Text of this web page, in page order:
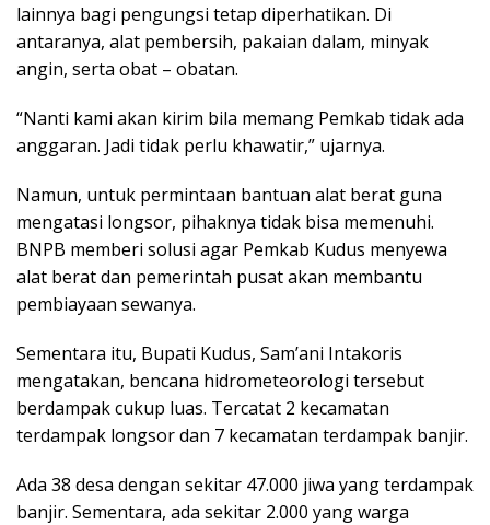
lainnya bagi pengungsi tetap diperhatikan. Di
antaranya, alat pembersih, pakaian dalam, minyak
angin, serta obat – obatan.
“Nanti kami akan kirim bila memang Pemkab tidak ada
anggaran. Jadi tidak perlu khawatir,” ujarnya.
Namun, untuk permintaan bantuan alat berat guna
mengatasi longsor, pihaknya tidak bisa memenuhi.
BNPB memberi solusi agar Pemkab Kudus menyewa
alat berat dan pemerintah pusat akan membantu
pembiayaan sewanya.
Sementara itu, Bupati Kudus, Sam’ani Intakoris
mengatakan, bencana hidrometeorologi tersebut
berdampak cukup luas. Tercatat 2 kecamatan
terdampak longsor dan 7 kecamatan terdampak banjir.
Ada 38 desa dengan sekitar 47.000 jiwa yang terdampak
banjir. Sementara, ada sekitar 2.000 yang warga